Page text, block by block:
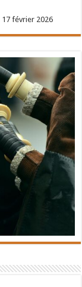
17 février 2026